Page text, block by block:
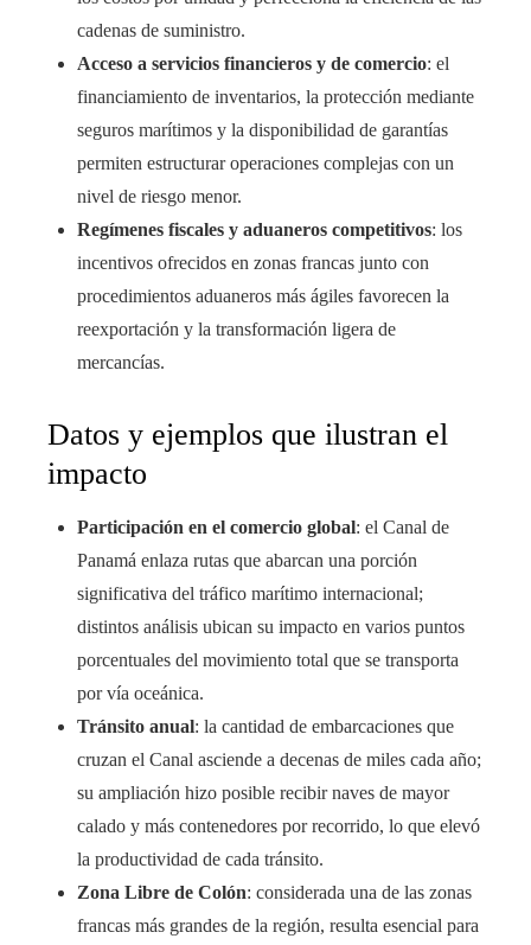
cadenas de suministro.
Acceso a servicios financieros y de comercio: el
financiamiento de inventarios, la protección mediante
seguros marítimos y la disponibilidad de garantías
permiten estructurar operaciones complejas con un
nivel de riesgo menor.
Regímenes fiscales y aduaneros competitivos: los
incentivos ofrecidos en zonas francas junto con
procedimientos aduaneros más ágiles favorecen la
reexportación y la transformación ligera de
mercancías.
Datos y ejemplos que ilustran el
impacto
Participación en el comercio global: el Canal de
Panamá enlaza rutas que abarcan una porción
significativa del tráfico marítimo internacional;
distintos análisis ubican su impacto en varios puntos
porcentuales del movimiento total que se transporta
por vía oceánica.
Tránsito anual: la cantidad de embarcaciones que
cruzan el Canal asciende a decenas de miles cada año;
su ampliación hizo posible recibir naves de mayor
calado y más contenedores por recorrido, lo que elevó
la productividad de cada tránsito.
Zona Libre de Colón: considerada una de las zonas
francas más grandes de la región, resulta esencial para